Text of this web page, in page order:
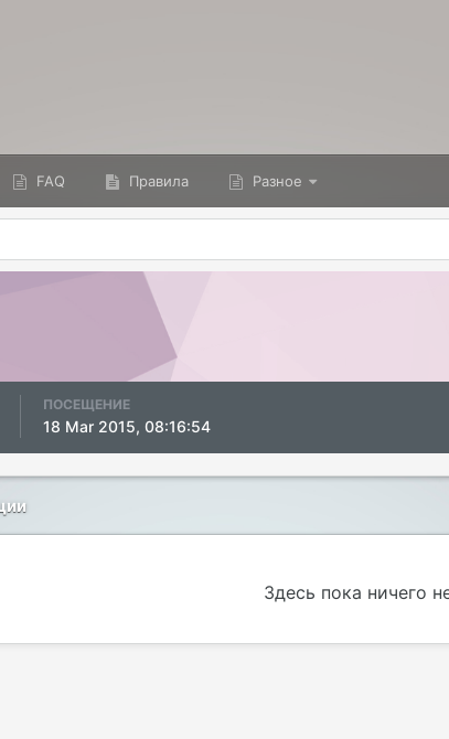
FAQ Правила Разное
ПОСЕЩЕНИЕ
18 Mar 2015, 08:16:54
Здесь пока ничего